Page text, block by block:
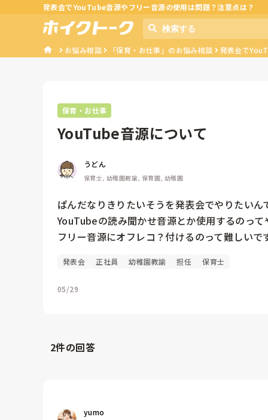
発表会でYouTube音源やフリー音源の使用は問題？注意点は？
お悩み相談 「保育・お仕事」のお悩み相談 発表会で
保育・お仕事
YouTube音源について
うどん
保育士, 幼稚園教諭, 保育園, 幼稚園
ぱんだなりきりたいそうを発表会でやりたいん
YouTubeの読み聞かせ音源とか使用するのっ
フリー音源にオフレコ？付けるのって難しいで
発表会 正社員 幼稚園教諭 担任 保育士
05/29
2件の回答
yumo